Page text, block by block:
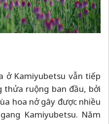
ở Kamiyubetsu vẫn tiếp
ruộng ban đầu, bởi
hoa nở gây được nhiều
Kamiyubetsu. Năm